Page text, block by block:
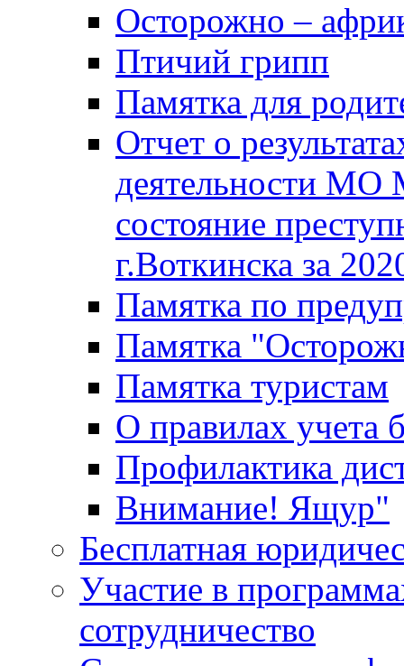
Осторожно –
Птичий грипп
Памятка для
Отчет о
деятельности МО
состояние
г.Воткинска за
Памятка по
Памятка
Памятка туристам
О правилах учета
Профилактика
Внимание! Ящур"
Бесплатная
Участие в
сотрудничество